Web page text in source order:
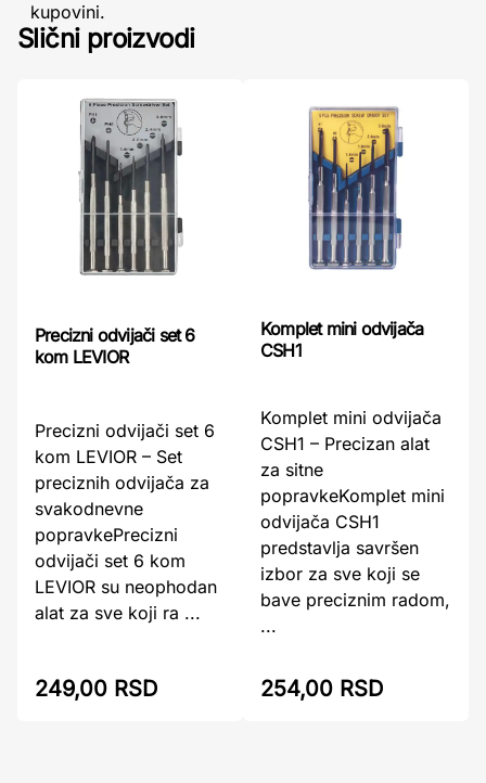
kupovini.
Slični proizvodi
Precizni odvijači set 6
kom LEVIOR
Precizni odvijači set 6
kom LEVIOR – Set
preciznih odvijača za
svakodnevne
popravkePrecizni
odvijači set 6 kom
LEVIOR su neophodan
alat za sve koji ra ...
249,00 RSD
Komplet mini odvijača
CSH1
Komplet mini odvijača
CSH1 – Precizan alat
za sitne
popravkeKomplet mini
odvijača CSH1
predstavlja savršen
izbor za sve koji se
bave preciznim radom,
...
254,00 RSD